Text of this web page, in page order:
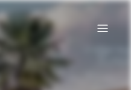
w wersji online